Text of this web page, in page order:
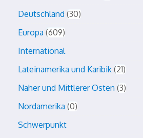
Deutschland 30
Europa 609
International
Lateinamerika und Karibik 21
Naher und Mittlerer Osten 3
Nordamerika 0
Schwerpunkt